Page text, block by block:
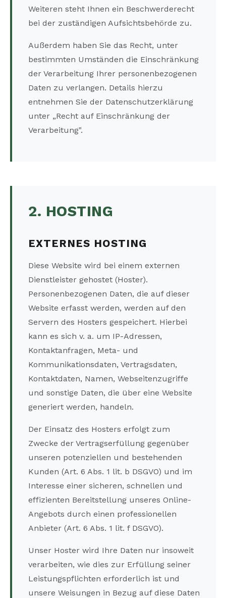
Weiteren steht Ihnen ein Beschwerderecht
bei der zuständigen Aufsichtsbehörde zu.
Außerdem haben Sie das Recht, unter
bestimmten Umständen die Einschränkung
der Verarbeitung Ihrer personenbezogenen
Daten zu verlangen. Details hierzu
entnehmen Sie der Datenschutzerklärung
unter „Recht auf Einschränkung der
Verarbeitung".
2. HOSTING
EXTERNES HOSTING
Diese Website wird bei einem externen
Dienstleister gehostet (Hoster).
Personenbezogenen Daten, die auf dieser
Website erfasst werden, werden auf den
Servern des Hosters gespeichert. Hierbei
kann es sich v. a. um IP-Adressen,
Kontaktanfragen, Meta- und
Kommunikationsdaten, Vertragsdaten,
Kontaktdaten, Namen, Webseitenzugriffe
und sonstige Daten, die über eine Website
generiert werden, handeln.
Der Einsatz des Hosters erfolgt zum
Zwecke der Vertragserfüllung gegenüber
unseren potenziellen und bestehenden
Kunden (Art. 6 Abs. 1 lit. b DSGVO) und im
Interesse einer sicheren, schnellen und
effizienten Bereitstellung unseres Online-
Angebots durch einen professionellen
Anbieter (Art. 6 Abs. 1 lit. f DSGVO).
Unser Hoster wird Ihre Daten nur insoweit
verarbeiten, wie dies zur Erfüllung seiner
Leistungspflichten erforderlich ist und
unsere Weisungen in Bezug auf diese Daten